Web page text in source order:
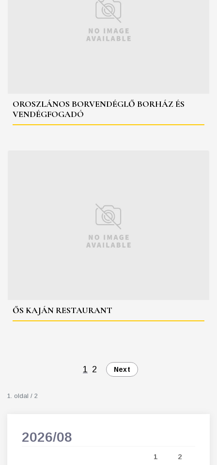
OROSZLÁNOS BORVENDÉGLŐ BORHÁZ ÉS
VENDÉGFOGADÓ
ŐS KAJÁN RESTAURANT
1 2 Next
1. oldal / 2
2026/08
1 2